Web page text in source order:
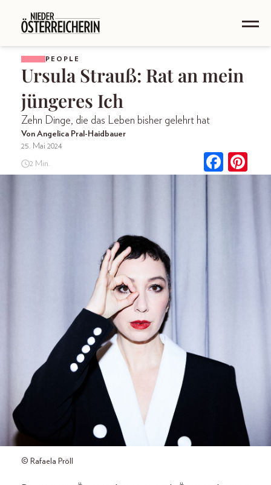
PEOPLE
Ursula Strauß: Rat an mein
jüngeres Ich
Zehn Dinge, die das Leben bisher gelehrt hat
Von Angelica Pral-Haidbauer
25. Mai 2024
2 Min.
© Rafaela Pröll